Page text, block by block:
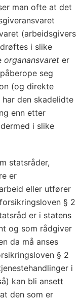
man ofte at det
(arbeidsgivers
i slike
organansvaret er
seg
(og direkte
den skadelidte
enn etter
i slike
statsråder,
er
eller utfører
§ 2
er i statens
og som rådgiver
da må anses
§ 2
i
kan bli ansett
den som er